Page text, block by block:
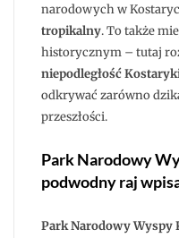
narodowych w
tropikalny. To także
historycznym – tutaj
niepodległość
odkrywać zarówno
przeszłości.
Park Narodowy
podwodny raj
Park Narodowy Wyspy